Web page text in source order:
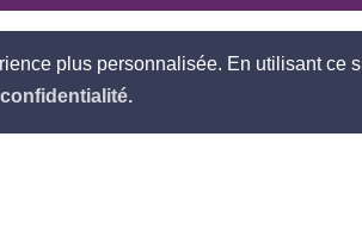
plus personnalisée. En utilisant ce